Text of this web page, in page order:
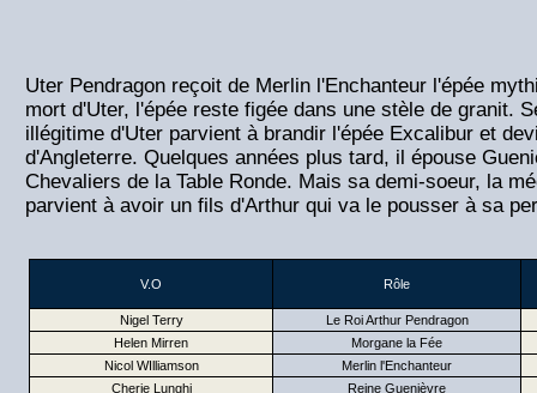
Uter Pendragon reçoit de Merlin l'Enchanteur l'épée
mort d'Uter, l'épée reste figée dans une stèle de granit.
illégitime d'Uter parvient à brandir l'épée Excalibur et
d'Angleterre. Quelques années plus tard, il épouse
Chevaliers de la Table Ronde. Mais sa demi-soeur, la
parvient à avoir un fils d'Arthur qui va le pousser à sa
V.O Rôle
Nigel Terry
Le Roi Arthur Pendragon
Helen Mirren
Morgane la Fée
Nicol WIlliamson
Merlin l'Enchanteur
Cherie Lunghi
Reine Guenièvre